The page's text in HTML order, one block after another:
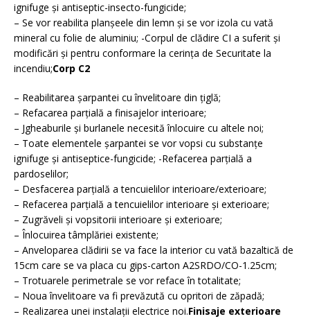
ignifuge şi antiseptic-insecto-fungicide;
– Se vor reabilita planşeele din lemn şi se vor izola cu vată
mineral cu folie de aluminiu; -Corpul de clădire CI a suferit şi
modificări şi pentru conformare la cerinţa de Securitate la
incendiu;Corp C2
– Reabilitarea şarpantei cu învelitoare din ţiglă;
– Refacarea parţială a finisajelor interioare;
– Jgheaburile şi burlanele necesită înlocuire cu altele noi;
– Toate elementele şarpantei se vor vopsi cu substanţe
ignifuge şi antiseptice-fungicide; -Refacerea parţială a
pardoselilor;
– Desfacerea parţială a tencuielilor interioare/exterioare;
– Refacerea parţială a tencuielilor interioare şi exterioare;
– Zugrăveli şi vopsitorii interioare şi exterioare;
– Înlocuirea tâmplăriei existente;
– Anveloparea clădirii se va face la interior cu vată bazaltică de
15cm care se va placa cu gips-carton A2SRDO/CO-1.25cm;
– Trotuarele perimetrale se vor reface în totalitate;
– Noua învelitoare va fi prevăzută cu opritori de zăpadă;
– Realizarea unei instalaţii electrice noi.Finisaje exterioare